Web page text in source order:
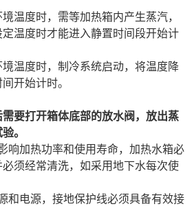
温度时，需等加热箱内产生蒸汽，
温度时才能进入静置时间段开始计
温度时，制冷系统启动，将温度降
开始计时。
要打开箱体底部的放水阀，放出蒸
。
响加热功率和使用寿命，加热水箱必
须经常清洗，如采用地下水每次使
和电源，接地保护线必须具备有效接